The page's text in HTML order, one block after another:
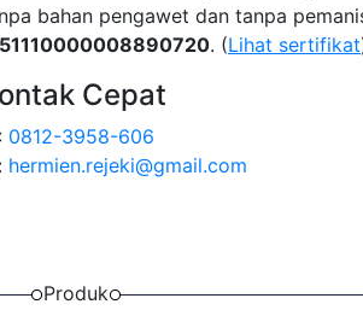
bahan pengawet dan tanpa
. (Lihat sertifikat
Cepat
: 0812-3958-606
: hermien.rejeki@gmail.com
Produk